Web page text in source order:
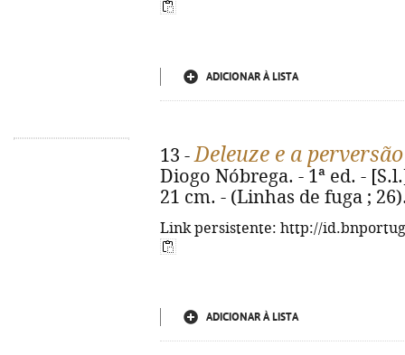
ADICIONAR À LISTA
13 -Deleuze e a
Diogo Nóbrega. - 1ª ed. -
21 cm. - (Linhas de fuga ;
Link persistente: http://
ADICIONAR À LISTA